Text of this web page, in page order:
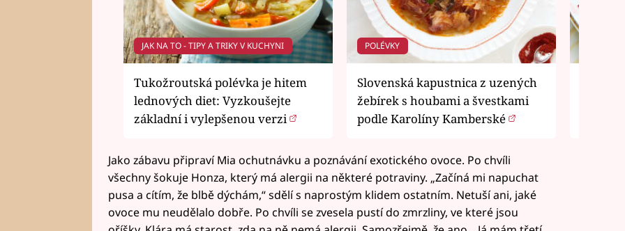
JAK NA TO - TIPY A TRIKY V KUCHYNI
Tukožroutská polévka je hitem
lednových diet: Vyzkoušejte
základní i vylepšenou verzi
POLÉVKY
Slovenská kapustnica z uzených
žebírek s houbami a švestkami
podle Karolíny Kamberské
Jako zábavu připraví Mia ochutnávku a poznávání exotického ovoce. Po chvíli
všechny šokuje Honza, který má alergii na některé potraviny. „Začíná mi napuchat
pusa a cítím, že blbě dýchám,“ sdělí s naprostým klidem ostatním. Netuší ani, jaké
ovoce mu neudělalo dobře. Po chvíli se zvesela pustí do zmrzliny, ve které jsou